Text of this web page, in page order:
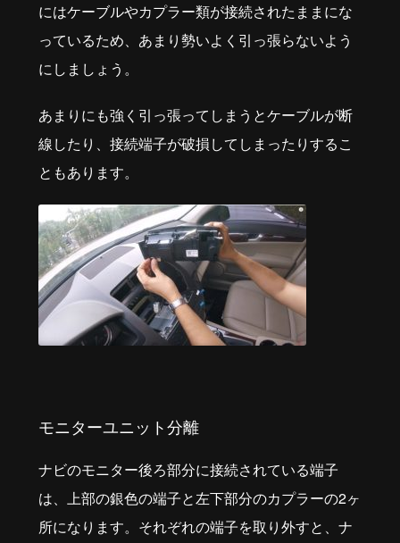
にはケーブルやカプラー類が接続されたままにな
っているため、あまり勢いよく引っ張らないよう
にしましょう。
あまりにも強く引っ張ってしまうとケーブルが断
線したり、接続端子が破損してしまったりするこ
ともあります。
モニターユニット分離
ナビのモニター後ろ部分に接続されている端子
は、上部の銀色の端子と左下部分のカプラーの2ヶ
所になります。それぞれの端子を取り外すと、ナ